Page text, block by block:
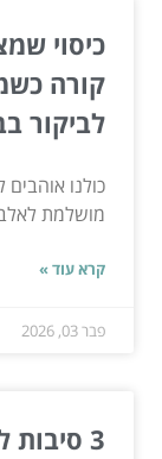
כיסוי
קורה
לביקור
כולנו
מושלמת
קרא עוד »
פבר 03, 2026
3